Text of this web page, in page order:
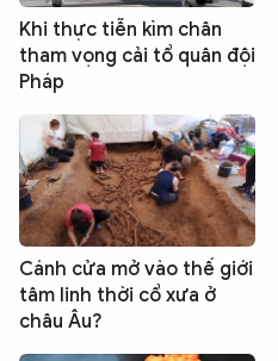
Khi thực tiễn kìm chân
tham vọng cải tổ quân đội
Pháp
Cánh cửa mở vào thế giới
tâm linh thời cổ xưa ở
châu Âu?